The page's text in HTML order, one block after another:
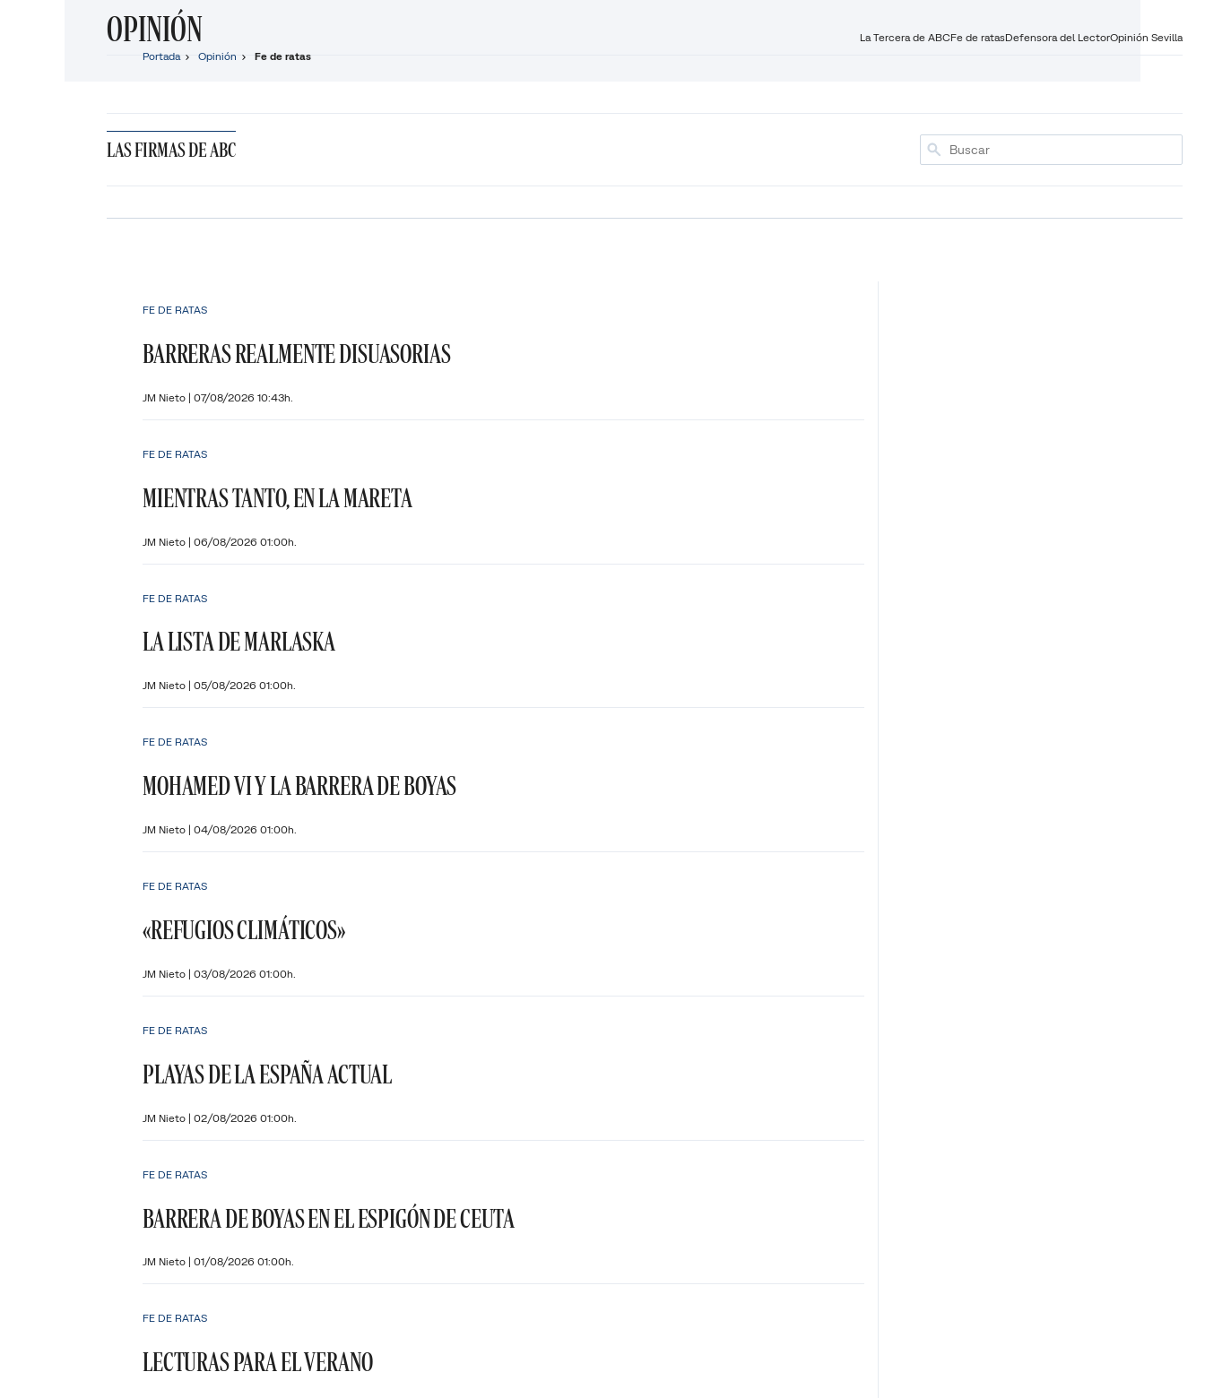
OPINIÓN La Tercera de ABCFe de ratasDefensora del LectorOpinión Sevilla
Portada
Opinión Fe de ratas
LAS FIRMAS DE ABC
FE DE RATAS
BARRERAS REALMENTE DISUASORIAS
JM Nieto | 07/08/2026 10:43h.
FE DE RATAS
MIENTRAS TANTO, EN LA MARETA
JM Nieto | 06/08/2026 01:00h.
FE DE RATAS
LA LISTA DE MARLASKA
JM Nieto | 05/08/2026 01:00h.
FE DE RATAS
MOHAMED VI Y LA BARRERA DE BOYAS
JM Nieto | 04/08/2026 01:00h.
FE DE RATAS
«REFUGIOS CLIMÁTICOS»
JM Nieto | 03/08/2026 01:00h.
FE DE RATAS
PLAYAS DE LA ESPAÑA ACTUAL
JM Nieto | 02/08/2026 01:00h.
FE DE RATAS
BARRERA DE BOYAS EN EL ESPIGÓN DE CEUTA
JM Nieto | 01/08/2026 01:00h.
FE DE RATAS
LECTURAS PARA EL VERANO